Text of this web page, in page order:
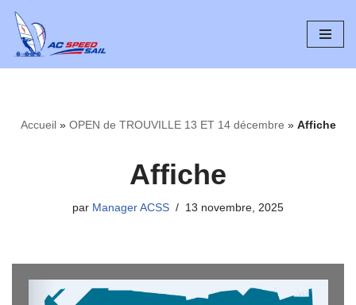
Aller
au
Accueil» OPEN de TROUVILLE 13 ET 14 décembre » Affiche
Affiche
par Manager ACSS 13 novembre, 2025